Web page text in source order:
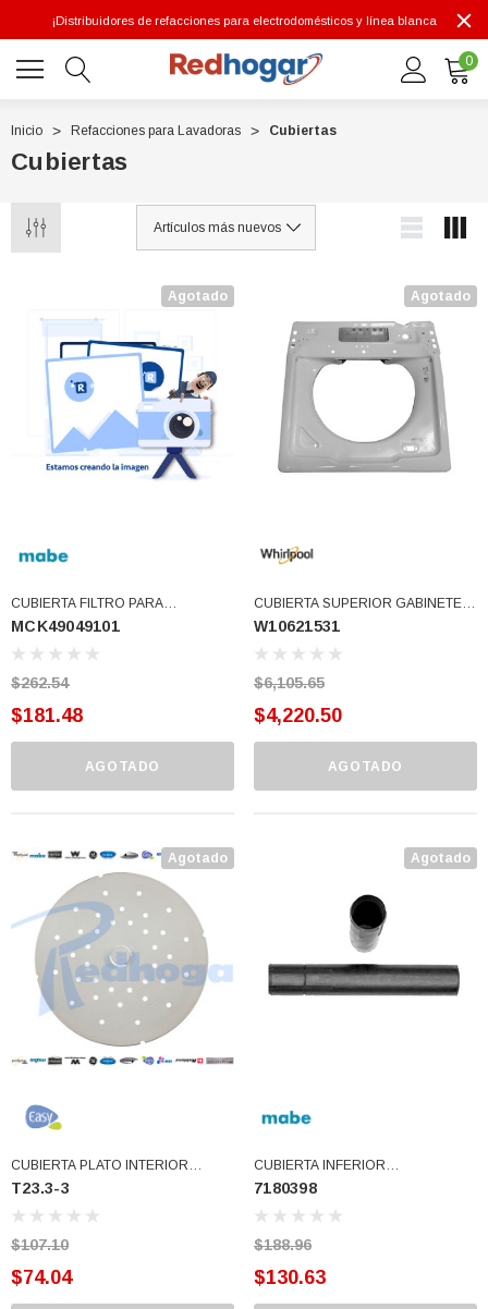
¡Distribuidores de refacciones para electrodomésticos y línea blanca
0
Inicio Refacciones para Lavadoras Cubiertas
Cubiertas
Agotado
CUBIERTA FILTRO PARA
SECADORA (MCK49049101)
MCK49049101
$262.54
$181.48
AGOTADO
Agotado
CUBIERTA SUPERIOR GABINETE
LAV CARGA SUPERIOR
WHIRLPOOL (W10621531)
W10621531
$6,105.65
$4,220.50
AGOTADO
Agotado
CUBIERTA PLATO INTERIOR
CANASTA USAR MX0009 (T23.3-3)
T23.3-3
$107.10
$74.04
Agotado
CUBIERTA INFERIOR
TRANSMISION (7180398)
7180398
$188.96
$130.63
7614